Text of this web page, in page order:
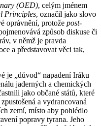
(OED), celým jménem
Principles, označil jako slovo
oprávnění, protože post-
způsob diskuse či
v němž je pravda
a představovat věci tak,
je „důvod“ napadení Iráku
jaderných a chemických
jako občané států, které
a vydrancovaná
zemí, místo aby pohlédlo
popravy tyrana. Jeho